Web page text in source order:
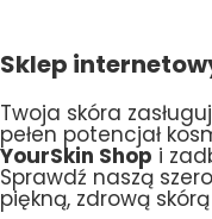
Sklep
Twoja skóra
pełen potencjał
YourSkin Shop i
Sprawdź naszą
piękną, zdrową